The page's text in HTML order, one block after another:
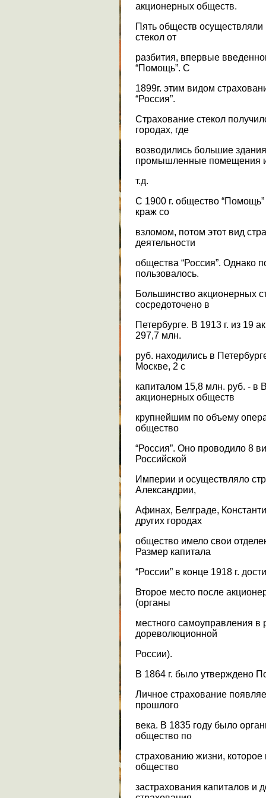
акционерных обществ.
Пять обществ
стекол от
разбития, впервые
“Помощь”. С
1899г. этим видом
“Россия”.
Страхование стекол
городах, где
возводились большие
промышленные помещения
т.д.
С 1900 г. общество
краж со
взломом, потом этот вид
деятельности
общества “Россия”. Однако
пользовалось.
Большинство акционерных
сосредоточено в
Петербурге. В 1913 г. из 19
297,7 млн.
руб. находились в
Москве, 2 с
капиталом 15,8 млн. руб. - в
акционерных обществ
крупнейшим по объему
общество
“Россия”. Оно проводило 8
Российской
Империи и осуществляло
Александрии,
Афинах, Белграде,
других городах
общество имело свои
Размер капитала
“России” в конце 1918 г.
Второе место после
(органы
местного самоуправления в
дореволюционной
России).
В 1864 г. было утверждено
Личное страхование
прошлого
века. В 1835 году было
общество по
страхованию жизни, которое
общество
застрахования капиталов и